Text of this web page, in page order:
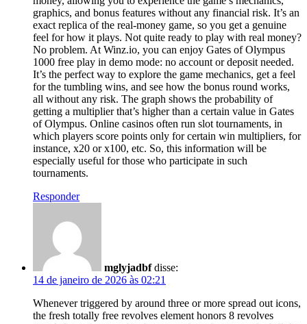
graphics, and bonus features without any financial risk. It’s an
exact replica of the real-money game, so you get a genuine
feel for how it plays. Not quite ready to play with real money?
No problem. At Winz.io, you can enjoy Gates of Olympus
1000 free play in demo mode: no account or deposit needed.
It’s the perfect way to explore the game mechanics, get a feel
for the tumbling wins, and see how the bonus round works,
all without any risk. The graph shows the probability of
getting a multiplier that’s higher than a certain value in Gates
of Olympus. Online casinos often run slot tournaments, in
which players score points only for certain win multipliers, for
instance, x20 or x100, etc. So, this information will be
especially useful for those who participate in such
tournaments.
Responder
mglyjadbf disse:
14 de janeiro de 2026 às 02:21
Whenever triggered by around three or more spread out icons,
the fresh totally free revolves element honors 8 revolves